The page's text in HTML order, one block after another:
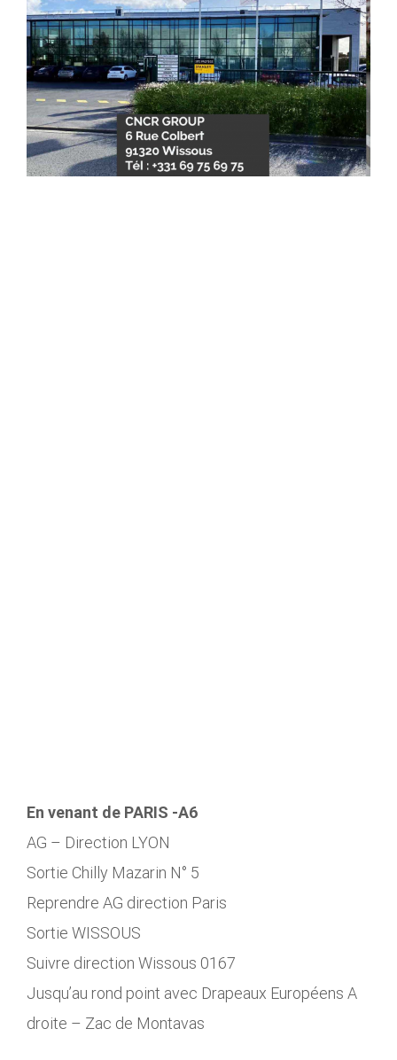
En venant de PARIS -A6
AG – Direction LYON
Sortie Chilly Mazarin N° 5
Reprendre AG direction Paris
Sortie WISSOUS
Suivre direction Wissous 0167
Jusqu’au rond point avec Drapeaux Européens A
droite – Zac de Montavas